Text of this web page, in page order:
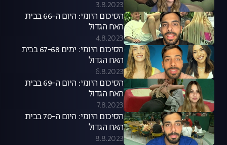
3.8.2023
הסיכום היומי: היום ה-66 בבית
האח הגדול
4.8.2023
הסיכום היומי: ימים 67-68 בבית
האח הגדול
6.8.2023
הסיכום היומי: היום ה-69 בבית
האח הגדול
7.8.2023
הסיכום היומי: היום ה-70 בבית
האח הגדול
8.8.2023